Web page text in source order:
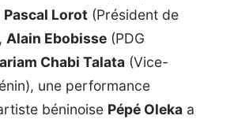
Pascal Lorot (Président de
Alain Ebobisse (PDG
Chabi Talata (Vice-
une performance
béninoise Pépé Oleka a